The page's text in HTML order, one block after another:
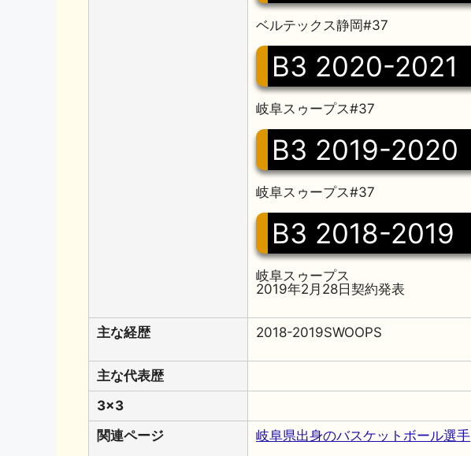
ベルテックス静岡#37
B3 2020-2021
岐阜スゥープス#37
B3 2019-2020
岐阜スゥープス#37
B3 2018-2019
岐阜スゥープス
2019年2月28日契約発表
主な経歴 2018-2019SWOOPS
主な代表歴
3x3
関連ページ
岐阜県出身のバスケットボール選手